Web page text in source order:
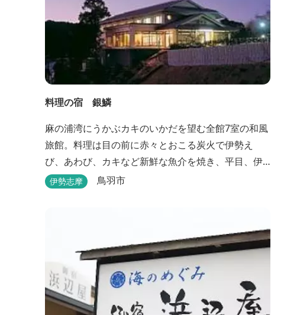
料理の宿 銀鱗
麻の浦湾にうかぶカキのいかだを望む全館7室の和風
旅館。料理は目の前に赤々とおこる炭火で伊勢え
び、あわび、カキなど新鮮な魚介を焼き、平目、伊
勢えび、サザエなどの舟盛り、煮物、揚げ物などの
伊勢志摩 鳥羽市